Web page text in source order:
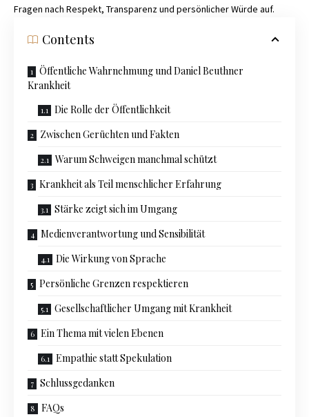
Fragen nach Respekt, Transparenz und persönlicher Würde auf.
Contents
Öffentliche Wahrnehmung und Daniel Beuthner
Krankheit
Die Rolle der Öffentlichkeit
Zwischen Gerüchten und Fakten
Warum Schweigen manchmal schützt
Krankheit als Teil menschlicher Erfahrung
Stärke zeigt sich im Umgang
Medienverantwortung und Sensibilität
Die Wirkung von Sprache
Persönliche Grenzen respektieren
Gesellschaftlicher Umgang mit Krankheit
Ein Thema mit vielen Ebenen
Empathie statt Spekulation
Schlussgedanken
FAQs